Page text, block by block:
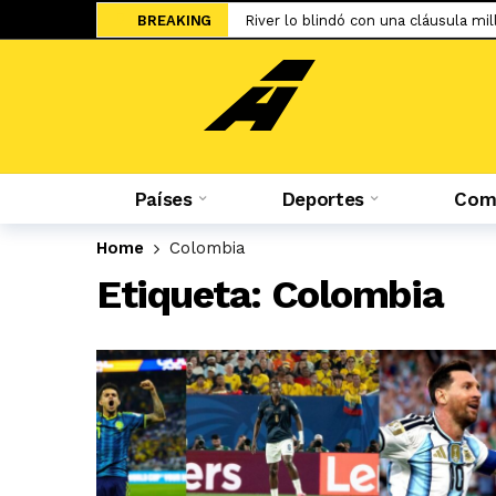
BREAKING River lo blindó con una cláusula
Una final adelantada: Universitario
Sale a la luz el cartel de WOW 32
Islam Makhachev criticó
Jesús Castillo: «La ‘U’ ha
Salah ya tiene nuevo equipo: el
Miguel Trauco: «No creo que me
Países Deportes
Home Colombia
Etiqueta: Colombia